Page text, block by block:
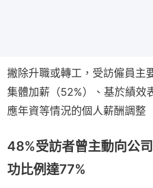
撇除升職或轉工，受訪僱員主
集體加薪（52%）、基於績效
應年資等情況的個人薪酬調整
48%受訪者曾主動向公
功比例達77%